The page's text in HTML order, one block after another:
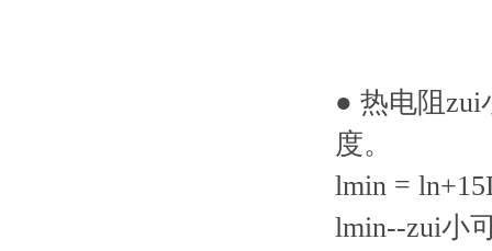
● 热电阻zui
度。
lmin =
lmin--zui小